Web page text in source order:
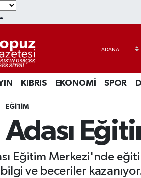
KIBRIS EKONOMİ SPOR
EĞİTİM
Adası
Eğitim Merkezi'nde
ve beceriler kazanıyor.
Haritası
ve Fikstür